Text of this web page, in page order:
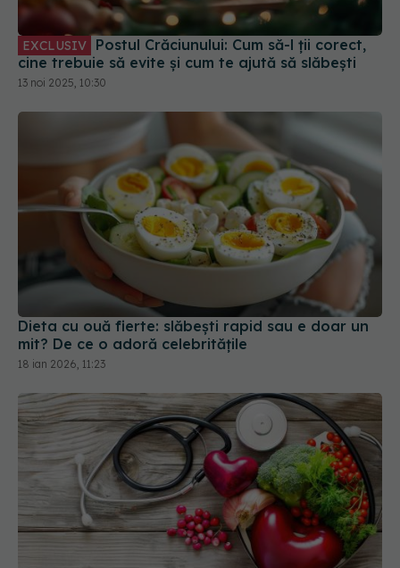
EXCLUSIV
cine trebuie să evite și cum te ajută să slăbești
13 noi 2025, 10:30
Dieta cu ouă fierte: slăbești rapid sau e doar un
mit? De ce o adoră celebritățile
18 ian 2026, 11:23